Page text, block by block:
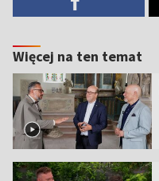
Więcej na ten temat